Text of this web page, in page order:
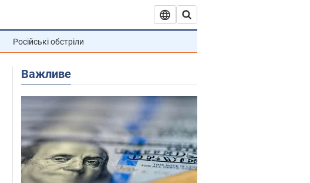
Російські обстріли
Важливе